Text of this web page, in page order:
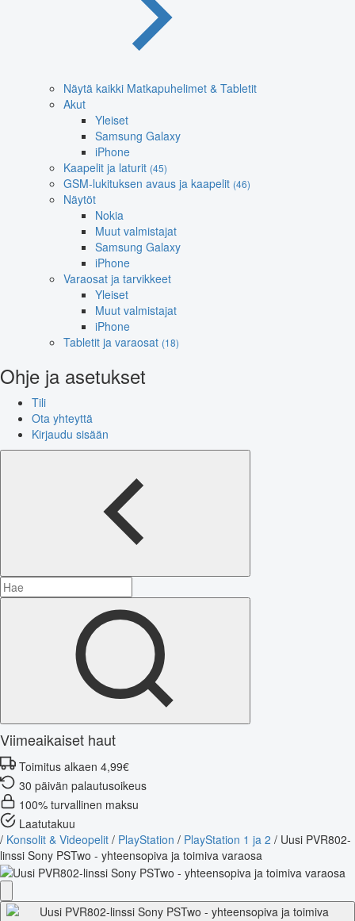
Näytä kaikki Matkapuhelimet & Tabletit
Akut
Yleiset
Samsung Galaxy
iPhone
Kaapelit ja laturit (45)
GSM-lukituksen avaus ja kaapelit (46)
Näytöt
Nokia
Muut valmistajat
Samsung Galaxy
iPhone
Varaosat ja tarvikkeet
Yleiset
Muut valmistajat
iPhone
Tabletit ja varaosat (18)
Ohje ja asetukset
Tili
Ota yhteyttä
Kirjaudu sisään
Viimeaikaiset haut
Toimitus alkaen 4,99€
30 päivän palautusoikeus
100% turvallinen maksu
Laatutakuu
/ Konsolit & Videopelit / PlayStation / PlayStation 1 ja 2 / Uusi PVR802-
linssi Sony PSTwo - yhteensopiva ja toimiva varaosa